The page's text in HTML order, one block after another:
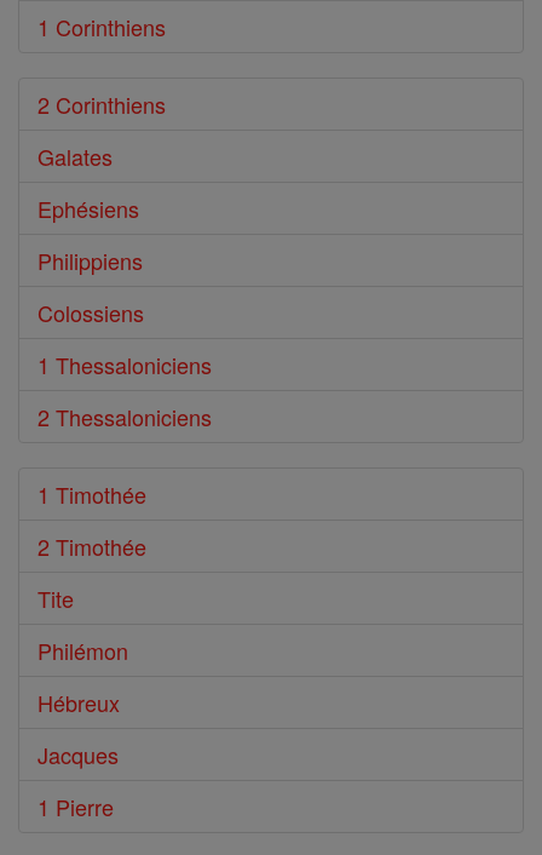
1 Corinthiens
2 Corinthiens
Galates
Ephésiens
Philippiens
Colossiens
1 Thessaloniciens
2 Thessaloniciens
1 Timothée
2 Timothée
Tite
Philémon
Hébreux
Jacques
1 Pierre